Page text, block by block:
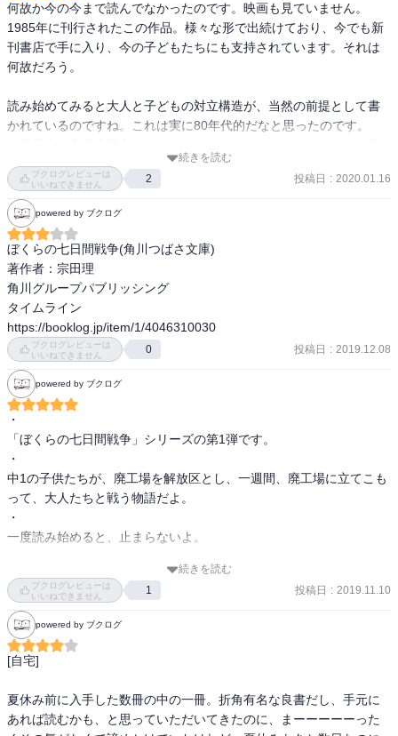
何故か今の今まで読んでなかったのです。映画も見ていません。
1985年に刊行されたこの作品。様々な形で出続けており、今でも新
刊書店で手に入り、今の子どもたちにも支持されています。それは
何故だろう。
読み始めてみると大人と子どもの対立構造が、当然の前提として書
かれているのですね。これは実に80年代的だなと思ったのです。
り上げられ、学園ものが盛況していた時代です。大人と子どもは対
立しているものというのが、社会通念としてあったのでしょう。
だから中学１年生の主人公たちが大人に対立して、廃工場を解放区
とし立てこもるのは当然のことなのです。そこに具体的な親子のエ
ピソードがなくとも、そうなるべき展開なのです。
そこに当時同年代だった僕はシンパシーを感じられなかったので
す。だから小説も読まず、映画も見ず、その頃とは考え方の変わっ
た今も何となく遠巻きに見ていたのです。
では現代の子どもらは、この作品をどのように受け止めているので
しょうか。何の説明もない大人と子どもの対立をスンナリと受け容
れているのでしょか。他人に迷惑をかけないことを第一とするよう
な世代に、「ぼくら」の行動は何故受け容れられているのでしょう
か。
もしかすると具体的なエピソードがないからこそ、大人に対するモ
ヤモヤした気持ちをそこに投影できるのでしょうか。そのモヤモヤ
した気持ちは「思春期」と呼ばれるものかも知れません。
子どもから大人に変わりつつある年代に襲い来る、自分で自分をコ
ントロールできない気持ち。それを「ぼくら」が代弁し行動してく
れている、そう受け取ることができるのです。
物語後半ではわかりやすい「悪い大人」が登場し、それを「ぼく
ら」子どもたちが叩きのめします。そこは時代を問わない壮快感が
あります。
そしてラストシーンの圧倒的な解放感。そこには解決も答えも何も
ありません。そういうカタルシスは前段階で提示し、ラストにある
何てすごい物語なのだと打ちのめされました。時代を超え読み継が
れる物語の力に恐れ入ったのです。
続きを読む
ブクログレビューは
いいねできません
2 投稿日 : 2020.01.16
powered by ブクログ
ぼくらの七日間戦争(角川つばさ文庫)
著作者：宗田理
角川グループパブリッシング
タイムライン
https://booklog.jp/item/1/4046310030
ブクログレビューは
いいねできません
0 投稿日 : 2019.12.08
powered by ブクログ
・
「ぼくらの七日間戦争」シリーズの第1弾です。
・
中1の子供たちが、廃工場を解放区とし、一週間、廃工場に立てこも
って、大人たちと戦う物語だよ。
・
一度読み始めると、止まらないよ。
佐藤亜美の息子(小5）の感想でした！
続きを読む
ブクログレビューは
いいねできません
1 投稿日 : 2019.11.10
powered by ブクログ
[自宅]
夏休み前に入手した数冊の中の一冊。折角有名な良書だし、手元に
あれば読むかも、と思っていただいてきたのに、まーーーーーった